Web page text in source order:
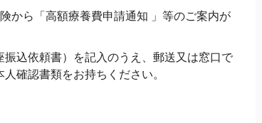
から「高額療養費申請通知 」等のご案内が
込依頼書）を記入のうえ、郵送又は窓口で
確認書類をお持ちください。